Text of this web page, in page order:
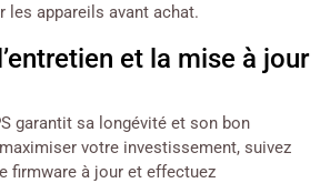
les appareils avant achat.
et la mise à jour
garantit sa longévité et son bon
votre investissement, suivez
firmware à jour et effectuez